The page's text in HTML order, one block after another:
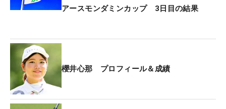
る。「1Wがある程度の幅に収まって距離が出てい
ト。細かいことよりも感覚を重視し、「腹筋に力を
入れて、あとはフィニッシュとか」とスイングをシ
ンプルに考えるようにした。
本来はツアートップクラスの飛ばし屋だが、調子が
アースモンダミンカップ 3日目の結果
櫻井心那 プロフィール＆成績